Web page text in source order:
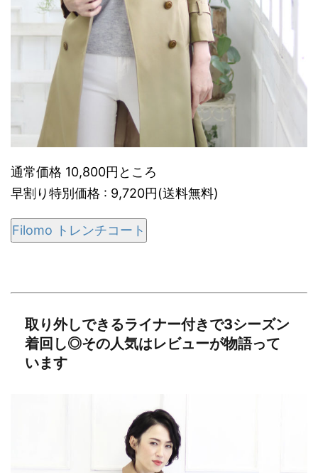
通常価格 10,800円ところ
早割り特別価格 : 9,720円(送料無料)
Filomo トレンチコート
取り外しできるライナー付きで3シーズン
着回し◎その人気はレビューが物語って
います